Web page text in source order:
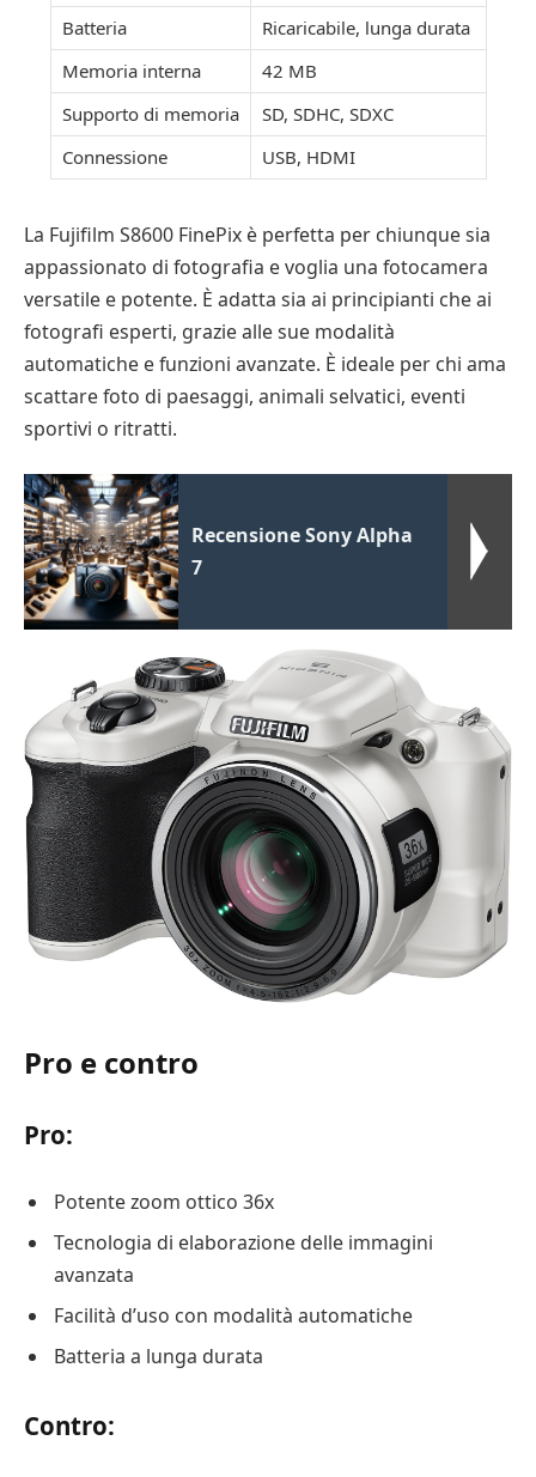
Batteria
Ricaricabile, lunga durata
Memoria interna
42 MB
Supporto di memoria
SD, SDHC, SDXC
Connessione
USB, HDMI
La Fujifilm S8600 FinePix è perfetta per chiunque sia
appassionato di fotografia e voglia una fotocamera
versatile e potente. È adatta sia ai principianti che ai
fotografi esperti, grazie alle sue modalità
automatiche e funzioni avanzate. È ideale per chi ama
scattare foto di paesaggi, animali selvatici, eventi
sportivi o ritratti.
Recensione Sony Alpha
7
Pro e contro
Pro:
Potente zoom ottico 36x
Tecnologia di elaborazione delle immagini
avanzata
Facilità d’uso con modalità automatiche
Batteria a lunga durata
Contro: